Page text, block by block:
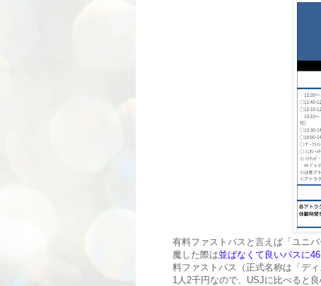
有料ファストパスと言えば「ユニ
魔した際は並ばなくて良いパスに
料ファストパス（正式名称は「デ
1人2千円なので、USJに比べると良